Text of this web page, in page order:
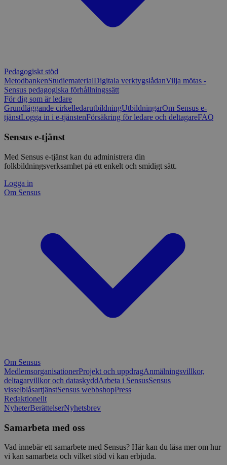
Pedagogiskt stöd
MetodbankenStudiematerialDigitala verktygslådanVilja mötas -
Sensus pedagogiska förhållningssätt
För dig som är ledare
Grundläggande cirkelledarutbildningUtbildningarOm Sensus e-
tjänstLogga in i e-tjänstenFörsäkring för ledare och deltagareFAQ
Sensus e-tjänst
Med Sensus e-tjänst kan du administrera din
folkbildningsverksamhet på ett enkelt och smidigt sätt.
Logga in
Om Sensus
Om Sensus
MedlemsorganisationerProjekt och uppdragAnmälningsvillkor,
deltagarvillkor och dataskyddArbeta i SensusSensus
visselblåsartjänstSensus webbshopPress
Redaktionellt
NyheterBerättelserNyhetsbrev
Samarbeta med oss
Vad innebär ett samarbete med Sensus? Här kan du läsa mer om hur
vi kan samarbeta och vilket stöd vi kan erbjuda.